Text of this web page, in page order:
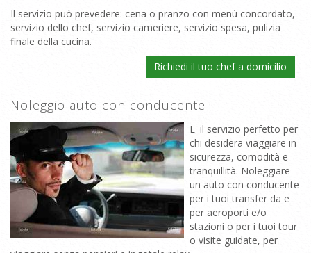
Il servizio può prevedere: cena o pranzo con menù concordato,
servizio dello chef, servizio cameriere, servizio spesa, pulizia
finale della cucina.
Richiedi il tuo chef a domicilio
Noleggio auto con conducente
E' il servizio perfetto per
chi desidera viaggiare in
sicurezza, comodità e
tranquillità. Noleggiare
un auto con conducente
per i tuoi transfer da e
per aeroporti e/o
stazioni o per i tuoi tour
o visite guidate, per